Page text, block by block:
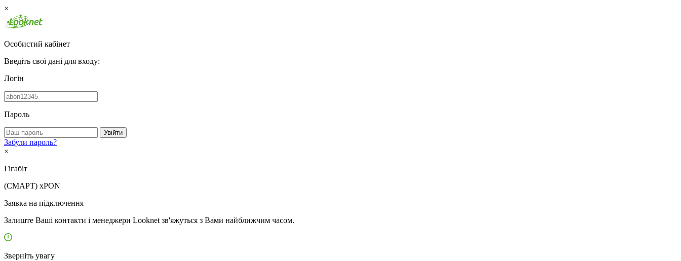
×
Особистий кабінет
Введіть свої дані для входу:
Логін
Пароль
Увійти
Забули пароль?
×
Гігабіт
(СМАРТ) xPON
Заявка на підключення
Залиште Ваші контакти і менеджери Looknet зв'яжуться з Вами найближчим часом.
Зверніть увагу